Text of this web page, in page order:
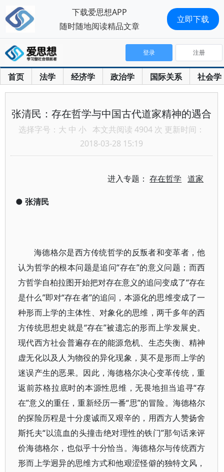
首页 法学 经济学 政治学 国际关系 社会学
登录 注册
张清民：存在哲学与中国古代道家精神的遇合
选择字号： 大 中 小 本文共阅读 4904 次 更新时间：
2018-03-28 15:19
进入专题：存在哲学 道家
● 张清民
海德格尔是西方传统哲学的反叛者和变革者，他
认为哲学的根本问题是追问“存在”的意义问题；而西
方哲学自柏拉图开始把对存在意义的追问变成了“存在
是什么”即对“存在者”的追问，本源化的思维变成了一
种形而上学的主体性、对象化的思维，两千多年的西
方传统思想史就是“存在”被遗忘的形而上学发展史。
现代西方社会普遍存在的能源危机、生态失衡、精神
虚无化以及人为物役的异化现象，莫不是形而上学的
迷误产生的恶果。因此，海德格尔决心变革传统，重
返前苏格拉底时的本源性思维，无畏地担当追寻“存
在”意义的重任，重新经历一番“思”的冒险。海德格尔
的探险历程是十分虔诚而又艰辛的，用西方人赞扬舍
斯托夫“以流血的头撞击绝对理性的铁门”那句话来评
价海德格尔，也似乎十分恰当。海德格尔与传统西方
形而上学迥异的思维方式和他艰涩怪僻的独特文风，
下载爱思想APP
随时随地阅读精品文章
立即下载